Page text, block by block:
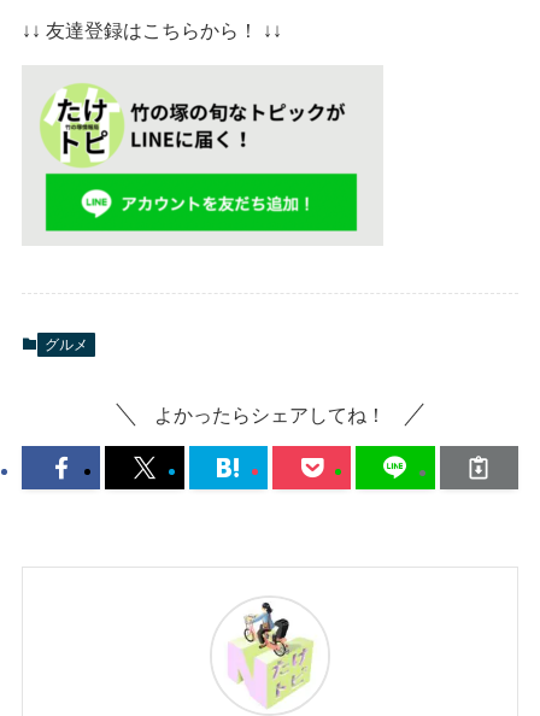
↓↓ 友達登録はこちらから！ ↓↓
グルメ
よかったらシェアしてね！